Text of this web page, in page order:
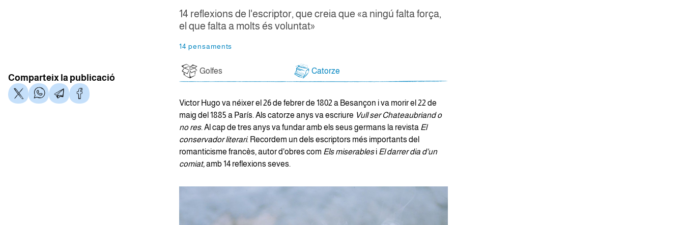
14 reflexions de l'escriptor, que creia que «a ningú falta força,
el que falta a molts és voluntat»
14 pensaments
Golfes Catorze
Comparteix la publicació
Victor Hugo va néixer el 26 de febrer de 1802 a Besançon i va morir el 22 de
maig del 1885 a París. Als catorze anys va escriure Vull ser Chateaubriand o
no res. Al cap de tres anys va fundar amb els seus germans la revista El
conservador literari. Recordem un dels escriptors més importants del
romanticisme francès, autor d'obres com Els miserablesi El darrer dia d'un
comiat,amb 14 reflexions seves.